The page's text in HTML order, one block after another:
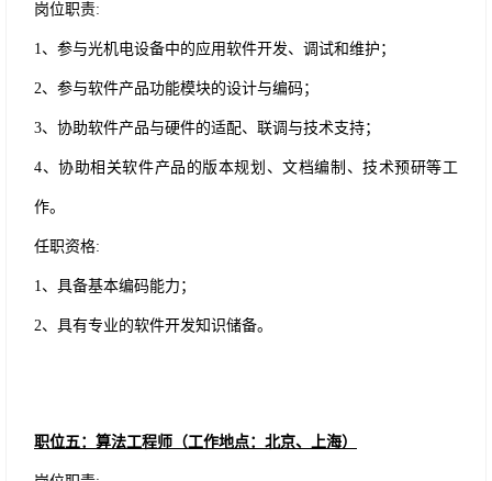
岗位职责:
1、参与光机电设备中的应用软件开发、调试和维护；
2、参与软件产品功能模块的设计与编码；
3、协助软件产品与硬件的适配、联调与技术支持；
4、协助相关软件产品的版本规划、文档编制、技术预研等工
作。
任职资格:
1、具备基本编码能力；
2、具有专业的软件开发知识储备。
职位五：算法工程师（工作地点：北京、上海）